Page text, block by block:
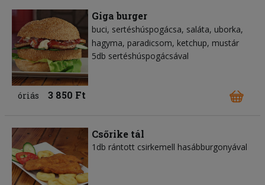
Giga burger
buci sertéshúspogácsa saláta uborka
hagyma paradicsom ketchup mustár
5db sertéshúspogácsával
óriás 3 850 Ft
Csőrike tál
1db rántott csirkemell hasábburgonyával